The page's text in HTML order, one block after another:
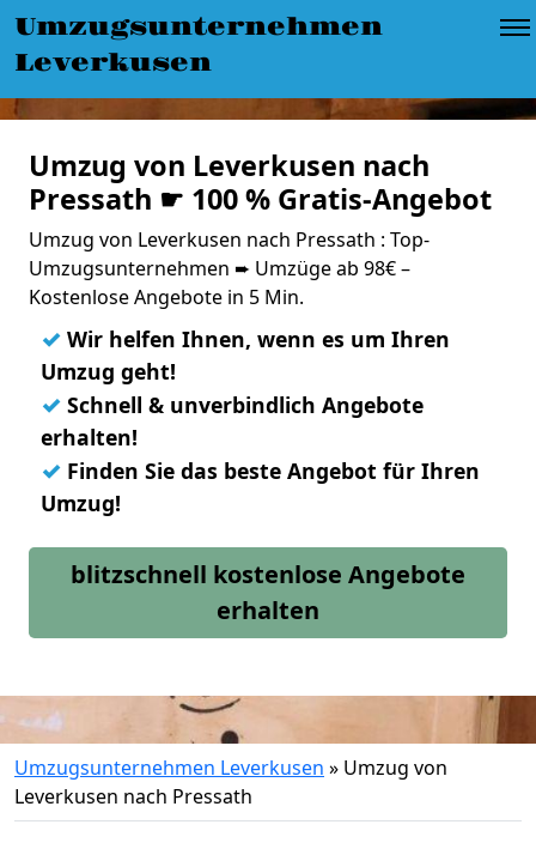
Umzugsunternehmen
Leverkusen
Umzug von Leverkusen nach
Pressath ☛ 100 % Gratis-Angebot
Umzug von Leverkusen nach Pressath : Top-
Umzugsunternehmen ➨ Umzüge ab 98€ –
Kostenlose Angebote in 5 Min.
✓ Wir helfen Ihnen, wenn es um Ihren
Umzug geht!
✓ Schnell & unverbindlich Angebote
erhalten!
✓ Finden Sie das beste Angebot für Ihren
Umzug!
blitzschnell kostenlose Angebote
erhalten
Umzugsunternehmen Leverkusen » Umzug von
Leverkusen nach Pressath